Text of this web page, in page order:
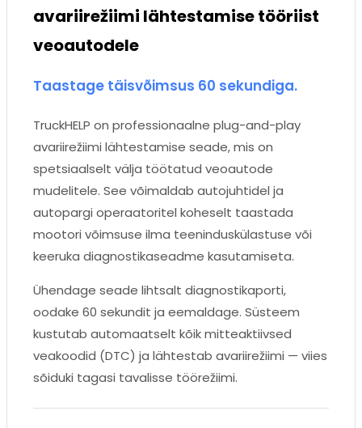
avariirežiimi lähtestamise tööriist
veoautodele
Taastage täisvõimsus 60 sekundiga.
TruckHELP on professionaalne plug-and-play
avariirežiimi lähtestamise seade, mis on
spetsiaalselt välja töötatud veoautode
mudelitele. See võimaldab autojuhtidel ja
autopargi operaatoritel koheselt taastada
mootori võimsuse ilma teeninduskülastuse või
keeruka diagnostikaseadme kasutamiseta.
Ühendage seade lihtsalt diagnostikaporti,
oodake 60 sekundit ja eemaldage. Süsteem
kustutab automaatselt kõik mitteaktiivsed
veakoodid (DTC) ja lähtestab avariirežiimi — viies
sõiduki tagasi tavalisse töörežiimi.